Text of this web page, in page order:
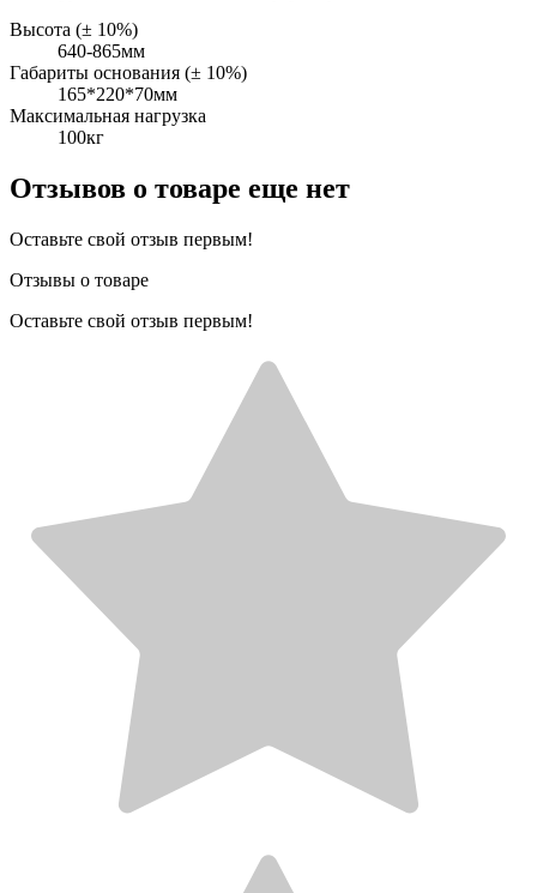
Высота (± 10%)
640-865мм
Габариты основания (± 10%)
165*220*70мм
Максимальная нагрузка
100кг
Отзывов о товаре еще нет
Оставьте свой отзыв первым!
Отзывы о товаре
Оставьте свой отзыв первым!